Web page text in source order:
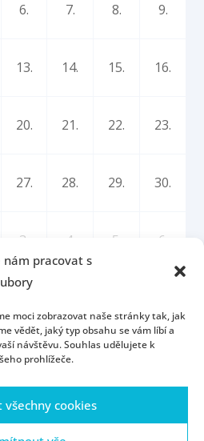
nám pracovat s
moci zobrazovat naše stránky tak, jak
vědět, jaký typ obsahu se vám líbí a
návštěvu. Souhlas udělujete k
prohlížeče.
všechny cookies
6. 7. 8. 9.
13. 14. 15. 16.
20. 21. 22. 23.
27. 28. 29. 30.
3. 4. 5. 6.
Konzultační hodiny
ZČU Webmail